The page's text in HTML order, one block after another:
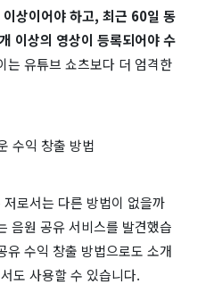
상이어야 하고, 최근 60일 동
이상의 영상이 등록되어야 수
는 유튜브 쇼츠보다 더 엄격한
수익 창출 방법
로서는 다른 방법이 없을까
음원 공유 서비스를 발견했습
유 수익 창출 방법으로도 소개
도 사용할 수 있습니다.